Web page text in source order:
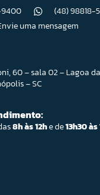
(48) 98818-
uma mensagem
60 – sala 02 – Lagoa da
– SC
8h às 12he de13h30 às